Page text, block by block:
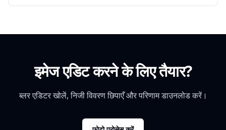
इमेज एडिट करने के लिए तैयार?
ब्लर एडिटर खोलें, निजी विवरण छिपाएँ और परिणाम डाउनलोड करें।